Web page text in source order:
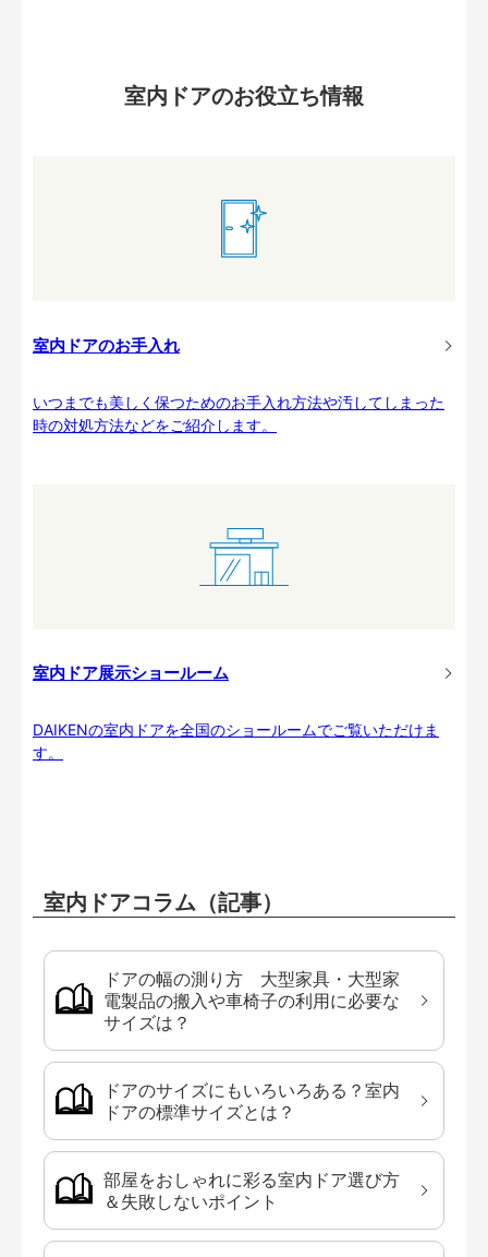
室内ドアのお役立ち情報
室内ドアのお手入れ
いつまでも美しく保つためのお手入れ方法や汚してしまった
時の対処方法などをご紹介します。
室内ドア展示ショールーム
DAIKENの室内ドアを全国のショールームでご覧いただけま
す。
室内ドアコラム（記事）
ドアの幅の測り方 大型家具・大型家
電製品の搬入や車椅子の利用に必要な
サイズは？
ドアのサイズにもいろいろある？室内
ドアの標準サイズとは？
部屋をおしゃれに彩る室内ドア選び方
＆失敗しないポイント